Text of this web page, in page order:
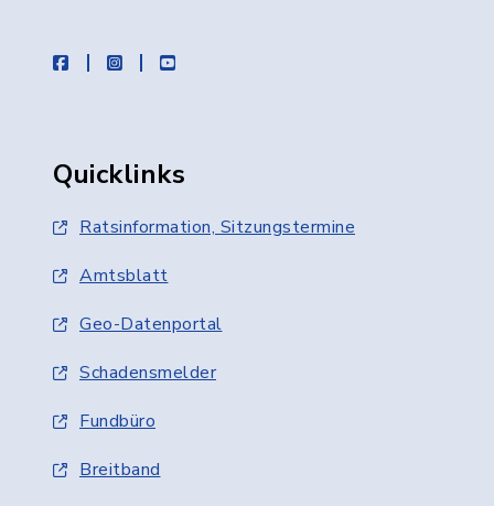
facebookinstagramyoutube
Quicklinks
Ratsinformation, Sitzungstermine
Amtsblatt
Geo-Datenportal
Schadensmelder
Fundbüro
Breitband